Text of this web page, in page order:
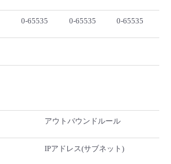
0-65535 0-65535 0-65535
アウトバウンドルール
IPアドレス(サブネット)